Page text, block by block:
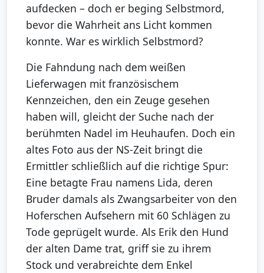
aufdecken – doch er beging Selbstmord,
bevor die Wahrheit ans Licht kommen
konnte. War es wirklich Selbstmord?
Die Fahndung nach dem weißen
Lieferwagen mit französischem
Kennzeichen, den ein Zeuge gesehen
haben will, gleicht der Suche nach der
berühmten Nadel im Heuhaufen. Doch ein
altes Foto aus der NS-Zeit bringt die
Ermittler schließlich auf die richtige Spur:
Eine betagte Frau namens Lida, deren
Bruder damals als Zwangsarbeiter von den
Hoferschen Aufsehern mit 60 Schlägen zu
Tode geprügelt wurde. Als Erik den Hund
der alten Dame trat, griff sie zu ihrem
Stock und verabreichte dem Enkel